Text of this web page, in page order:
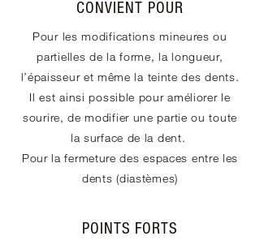
CONVIENT POUR
Pour les modifications mineures ou
partielles de la forme, la longueur,
l’épaisseur et même la teinte des dents.
Il est ainsi possible pour améliorer le
sourire, de modifier une partie ou toute
la surface de la dent.
Pour la fermeture des espaces entre les
dents (diastèmes)
POINTS FORTS